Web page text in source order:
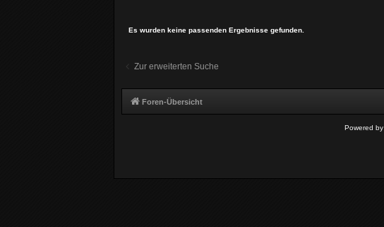
Es wurden keine passenden Ergebnisse gefunden.
Zur erweiterten Suche
Foren-Übersicht
Powered by